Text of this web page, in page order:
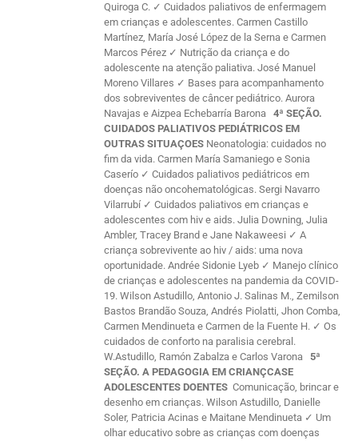
Quiroga C. ✓ Cuidados paliativos de enfermagem
em crianças e adolescentes. Carmen Castillo
Martínez, María José López de la Serna e Carmen
Marcos Pérez ✓ Nutrição da criança e do
adolescente na atenção paliativa. José Manuel
Moreno Villares ✓ Bases para acompanhamento
dos sobreviventes de câncer pediátrico. Aurora
Navajas e Aizpea Echebarría Barona4ª SEÇÃO.
CUIDADOS PALIATIVOS PEDIÁTRICOS EM
OUTRAS SITUAÇOES Neonatologia: cuidados no
fim da vida. Carmen María Samaniego e Sonia
Caserío ✓ Cuidados paliativos pediátricos em
doenças não oncohematológicas. Sergi Navarro
Vilarrubí ✓ Cuidados paliativos em crianças e
adolescentes com hiv e aids. Julia Downing, Julia
Ambler, Tracey Brand e Jane Nakaweesi ✓ A
criança sobrevivente ao hiv / aids: uma nova
oportunidade. Andrée Sidonie Lyeb ✓ Manejo clínico
de crianças e adolescentes na pandemia da COVID-
19. Wilson Astudillo, Antonio J. Salinas M., Zemilson
Bastos Brandão Souza, Andrés Piolatti, Jhon Comba,
Carmen Mendinueta e Carmen de la Fuente H. ✓ Os
cuidados de conforto na paralisia cerebral.
W.Astudillo, Ramón Zabalza e Carlos Varona5ª
SEÇÃO. A PEDAGOGIA EM CRIANÇCASE
ADOLESCENTES DOENTES Comunicação, brincar e
desenho em crianças. Wilson Astudillo, Danielle
Soler, Patricia Acinas e Maitane Mendinueta ✓ Um
olhar educativo sobre as crianças com doenças